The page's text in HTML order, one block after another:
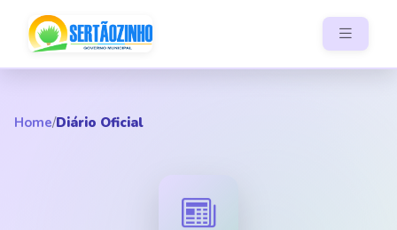
Home/Diário Oficial